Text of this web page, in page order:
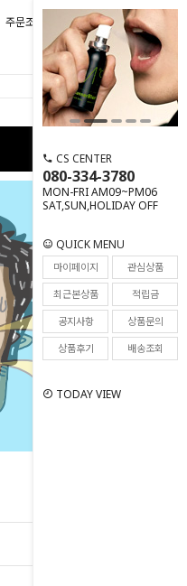
주문조회 마이페이지
CS CENTER
080-334-3780
MON-FRI AM09~PM06
SAT,SUN,HOLIDAY OFF
QUICK MENU
마이페이지
관심상품
최근본상품
적립금
공지사항
상품문의
상품후기
배송조회
TODAY VIEW